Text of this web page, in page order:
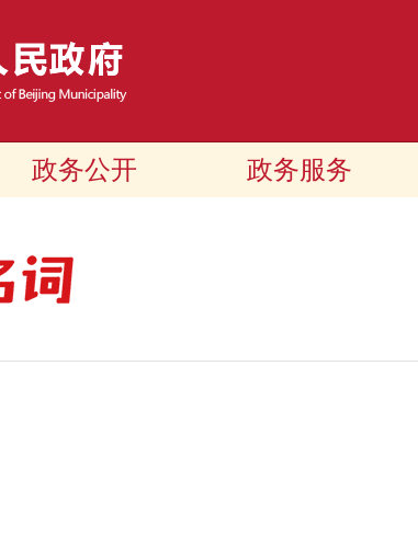
政务公开 政务服务